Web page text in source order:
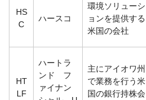
HS
C
ハースコ
環境ソリューシ
ョンを提供する
米国の会社
HT
LF
ハートラ
ンド フ
ァイナン
主にアイオワ州
で業務を行う米
国の銀行持株会